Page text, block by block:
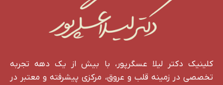
کلینیک دکتر لیلا عسگرپور، با بیش از یک دهه تجربه
تخصصی در زمینه قلب و عروق، مرکزی پیشرفته و معتبر در